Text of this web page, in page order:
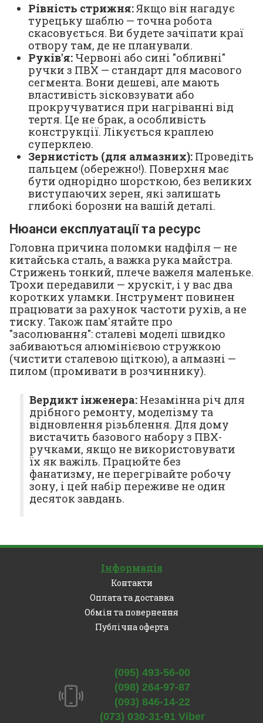
Рівність стрижня:Якщо він нагадує
турецьку шаблю — точна робота
скасовується. Ви будете зачіпати краї
отвору там, де не планували.
Руків'я: Червоні або сині "обливні"
ручки з ПВХ — стандарт для масового
сегмента. Вони дешеві, але мають
властивість зісковзувати або
прокручуватися при нагріванні від
тертя. Це не брак, а особливість
конструкції. Лікується краплею
суперклею.
Зернистість (для алмазних): Проведіть
пальцем (обережно!). Поверхня має
бути однорідно шорсткою, без великих
виступаючих зерен, які залишать
глибокі борозни на вашій деталі.
Нюанси експлуатації та ресурс
Головна причина поломки надфіля — не
китайська сталь, а важка рука майстра.
Стрижень тонкий, плече важеля маленьке.
Трохи передавили — хрускіт, і у вас два
коротких уламки. Інструмент повинен
працювати за рахунок частоти рухів, а не
тиску. Також пам'ятайте про
"засолювання": сталеві моделі швидко
забиваються алюмінієвою стружкою
(чистити сталевою щіткою), а алмазні —
пилом (промивати в розчиннику).
Вердикт інженера: Незамінна річ для
дрібного ремонту, моделізму та
відновлення різьблення. Для дому
вистачить базового набору з ПВХ-
ручками, якщо не використовувати
їх як важіль. Працюйте без
фанатизму, не перегрівайте робочу
зону, і цей набір переживе не один
десяток завдань.
Інформація
Контакти
Оплата та доставка
Обмін та повернення
Публічна оферта
(095) 493-56-00
(098) 264-97-87
(093) 846-14-22
(073) 030-31-91 Viber